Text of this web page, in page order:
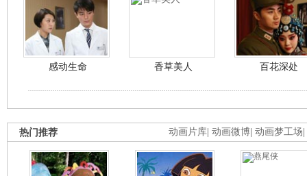
感动生命 香草美人 百花深处
动画片库 动画微博 动画梦工场
热门推荐